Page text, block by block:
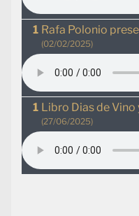
Rafa Polonio
(02/02/2025)
Libro Dias de Vino
(27/06/2025)